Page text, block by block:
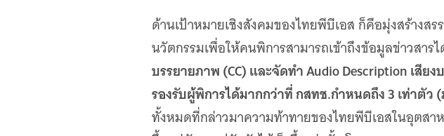
ด้านเป้าหมายเชิงสังคมของไทยพีบีเอส ก็คือมุ่งสร้างส
นวัตกรรมเพื่อให้คนพิการสามารถเข้าถึงข้อมูลข่าวสาร
บรรยายภาพ (CC) และจัดทำ Audio Description เสีย
รองรับผู้พิการได้มากกว่าที่ กสทช.กำหนดถึง 3 เท่าตัว
ทั้งหมดที่กล่าวมาความท้าทายของไทยพีบีเอสในอุตสา